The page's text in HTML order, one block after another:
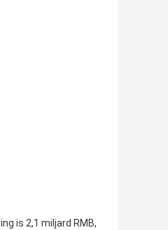
is 2,1 miljard RMB,